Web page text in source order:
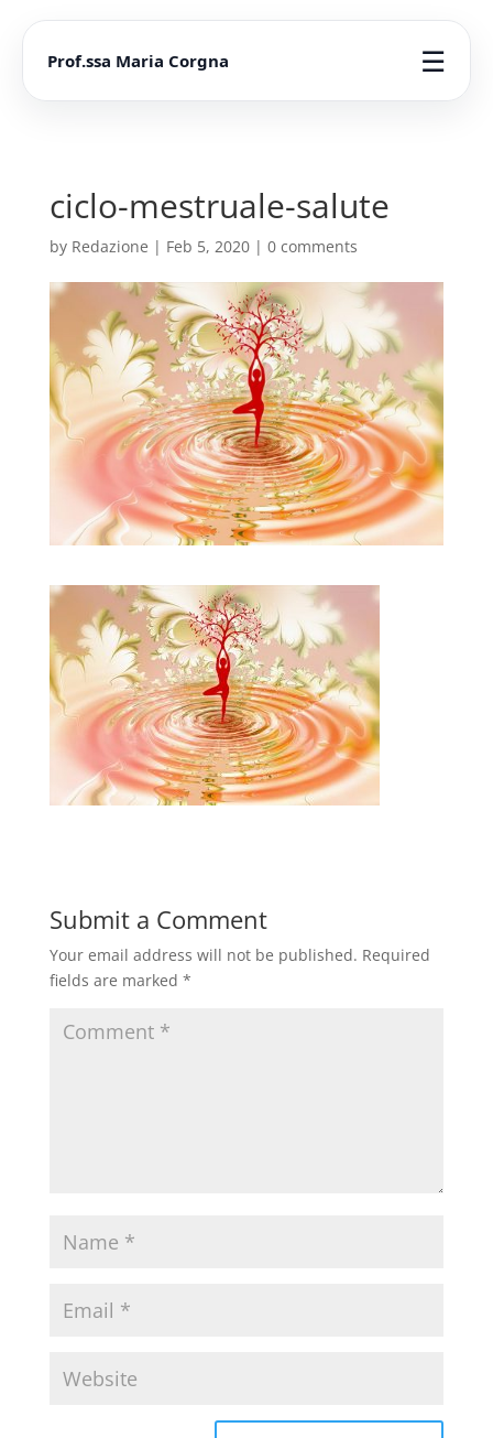
Prof.ssa Maria Corgna ☰
ciclo-mestruale-salute
by Redazione | Feb 5, 2020| 0 comments
Submit a Comment
Your email address will not be published. Required
fields are marked *